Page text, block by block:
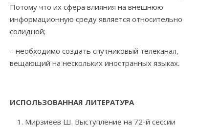
Потому что их сфера влияния на внешнюю
информационную среду является относительно
солидной;
– необходимо создать спутниковый телеканал,
вещающий на нескольких иностранных языках.
ИСПОЛЬЗОВАННАЯ ЛИТЕРАТУРА
Мирзиёев Ш. Выступление на 72-й сессии